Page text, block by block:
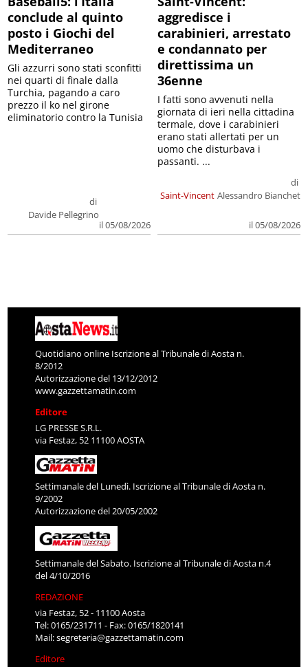
conclude al quinto
posto i Giochi del
Mediterraneo
di
Davide Pellegrino
il 05/08/2026
Gli azzurri sono stati sconfitti
nei quarti di finale dalla
Turchia, pagando a caro
prezzo il ko nel girone
eliminatorio contro la Tunisia
aggredisce i
carabinieri, arrestato
e condannato per
direttissima un
36enne
Saint-Vincent
di
Alessandro Bianchet
il 05/08/2026
I fatti sono avvenuti nella
giornata di ieri nella cittadina
termale, dove i carabinieri
erano stati allertati per un
uomo che disturbava i
passanti. ...
Quotidiano online Iscrizione al Tribunale di Aosta n.
8/2012
Autorizzazione del 13/12/2012
www.gazzettamatin.com
Editore
LG PRESSE S.R.L.
via Festaz, 52 11100 AOSTA
Settimanale del Lunedì. Iscrizione al Tribunale di Aosta n.
9/2002
Autorizzazione del 20/05/2002
Settimanale del Sabato. Iscrizione al Tribunale di Aosta n.4
del 4/10/2016
REDAZIONE
via Festaz, 52 - 11100 Aosta
Tel: 0165/231711 - Fax: 0165/1820141
Mail:segreteria@gazzettamatin.com
Editore